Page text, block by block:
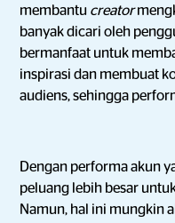
membantu creator
banyak dicari oleh
bermanfaat untuk
inspirasi dan membuat
audiens, sehingga
Dengan performa akun
peluang lebih besar
Namun, hal ini mungkin